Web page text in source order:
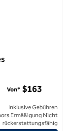
Von* $163
Inklusive Gebühren
Ermäßigung Nicht
rückerstattungsfähig